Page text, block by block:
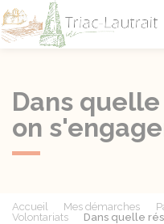
Dans
on
Accueil Mes démarches
Volontariats
Dans quelle